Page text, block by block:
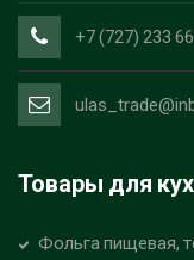
+7 (727) 233
Товары для
Фольга пищевая,